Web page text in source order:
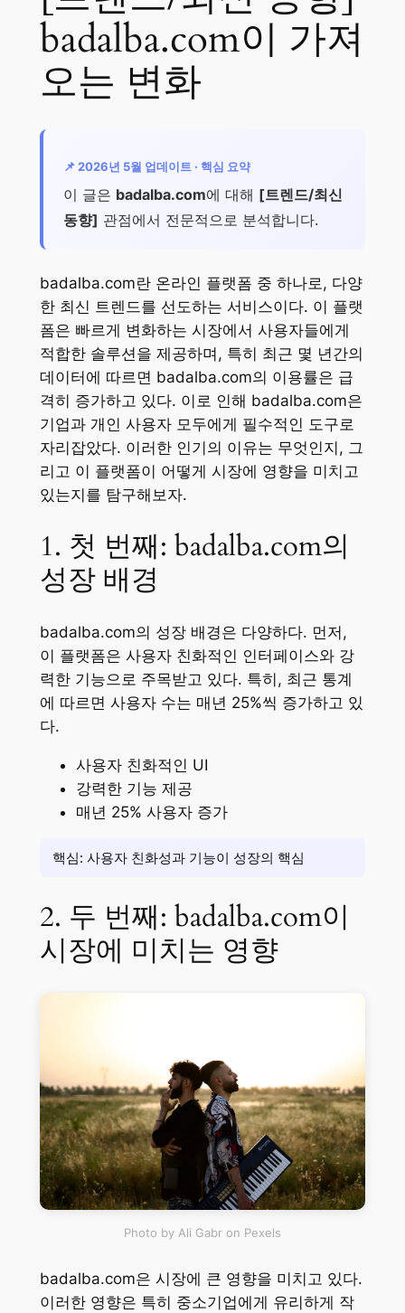
badalba.com이 가져
오는 변화
📌 2026년 5월 업데이트 · 핵심 요약
이 글은 badalba.com에 대해 [트렌드/최신
동향] 관점에서 전문적으로 분석합니다.
badalba.com란 온라인 플랫폼 중 하나로, 다양
한 최신 트렌드를 선도하는 서비스이다. 이 플랫
폼은 빠르게 변화하는 시장에서 사용자들에게
적합한 솔루션을 제공하며, 특히 최근 몇 년간의
데이터에 따르면 badalba.com의 이용률은 급
격히 증가하고 있다. 이로 인해 badalba.com은
기업과 개인 사용자 모두에게 필수적인 도구로
자리잡았다. 이러한 인기의 이유는 무엇인지, 그
리고 이 플랫폼이 어떻게 시장에 영향을 미치고
있는지를 탐구해보자.
1. 첫 번째: badalba.com의
성장 배경
badalba.com의 성장 배경은 다양하다. 먼저,
이 플랫폼은 사용자 친화적인 인터페이스와 강
력한 기능으로 주목받고 있다. 특히, 최근 통계
에 따르면 사용자 수는 매년 25%씩 증가하고 있
다.
사용자 친화적인 UI
강력한 기능 제공
매년 25% 사용자 증가
핵심: 사용자 친화성과 기능이 성장의 핵심
2. 두 번째: badalba.com이
시장에 미치는 영향
Photo by Ali Gabr on Pexels
badalba.com은 시장에 큰 영향을 미치고 있다.
이러한 영향은 특히 중소기업에게 유리하게 작